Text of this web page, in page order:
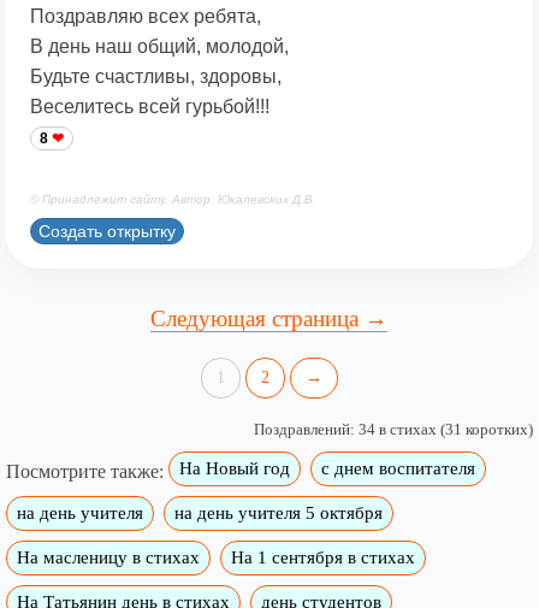
Поздравляю всех ребята,
В день наш общий, молодой,
Будьте счастливы, здоровы,
Веселитесь всей гурьбой!!!
8
© Принадлежит сайту. Автор: Юкалевских Д.В.
Создать открытку
Следующая страница →
1 2 →
Поздравлений: 34 в стихах (31 коротких)
Посмотрите также: На Новый год с днем воспитателя
на день учителя на день учителя 5 октября
На масленицу в стихах На 1 сентября в стихах
На Татьянин день в стихах день студентов